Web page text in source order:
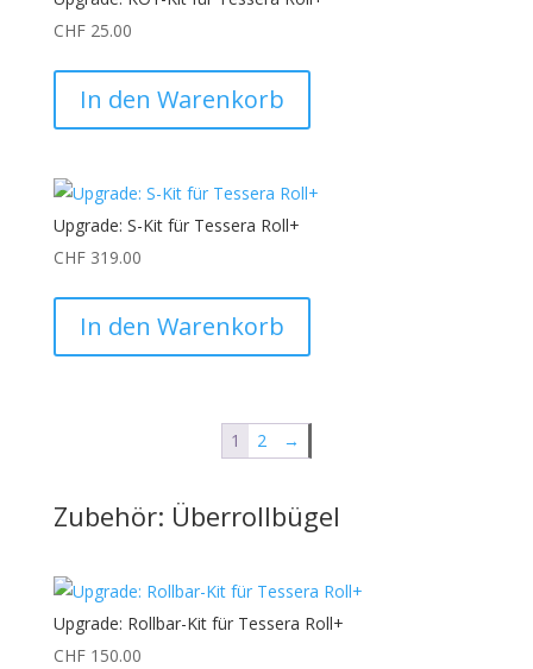
CHF25.00
In den Warenkorb
Upgrade: S-Kit für Tessera Roll+
CHF319.00
In den Warenkorb
1 2 →
Zubehör: Überrollbügel
Upgrade: Rollbar-Kit für Tessera Roll+
CHF150.00